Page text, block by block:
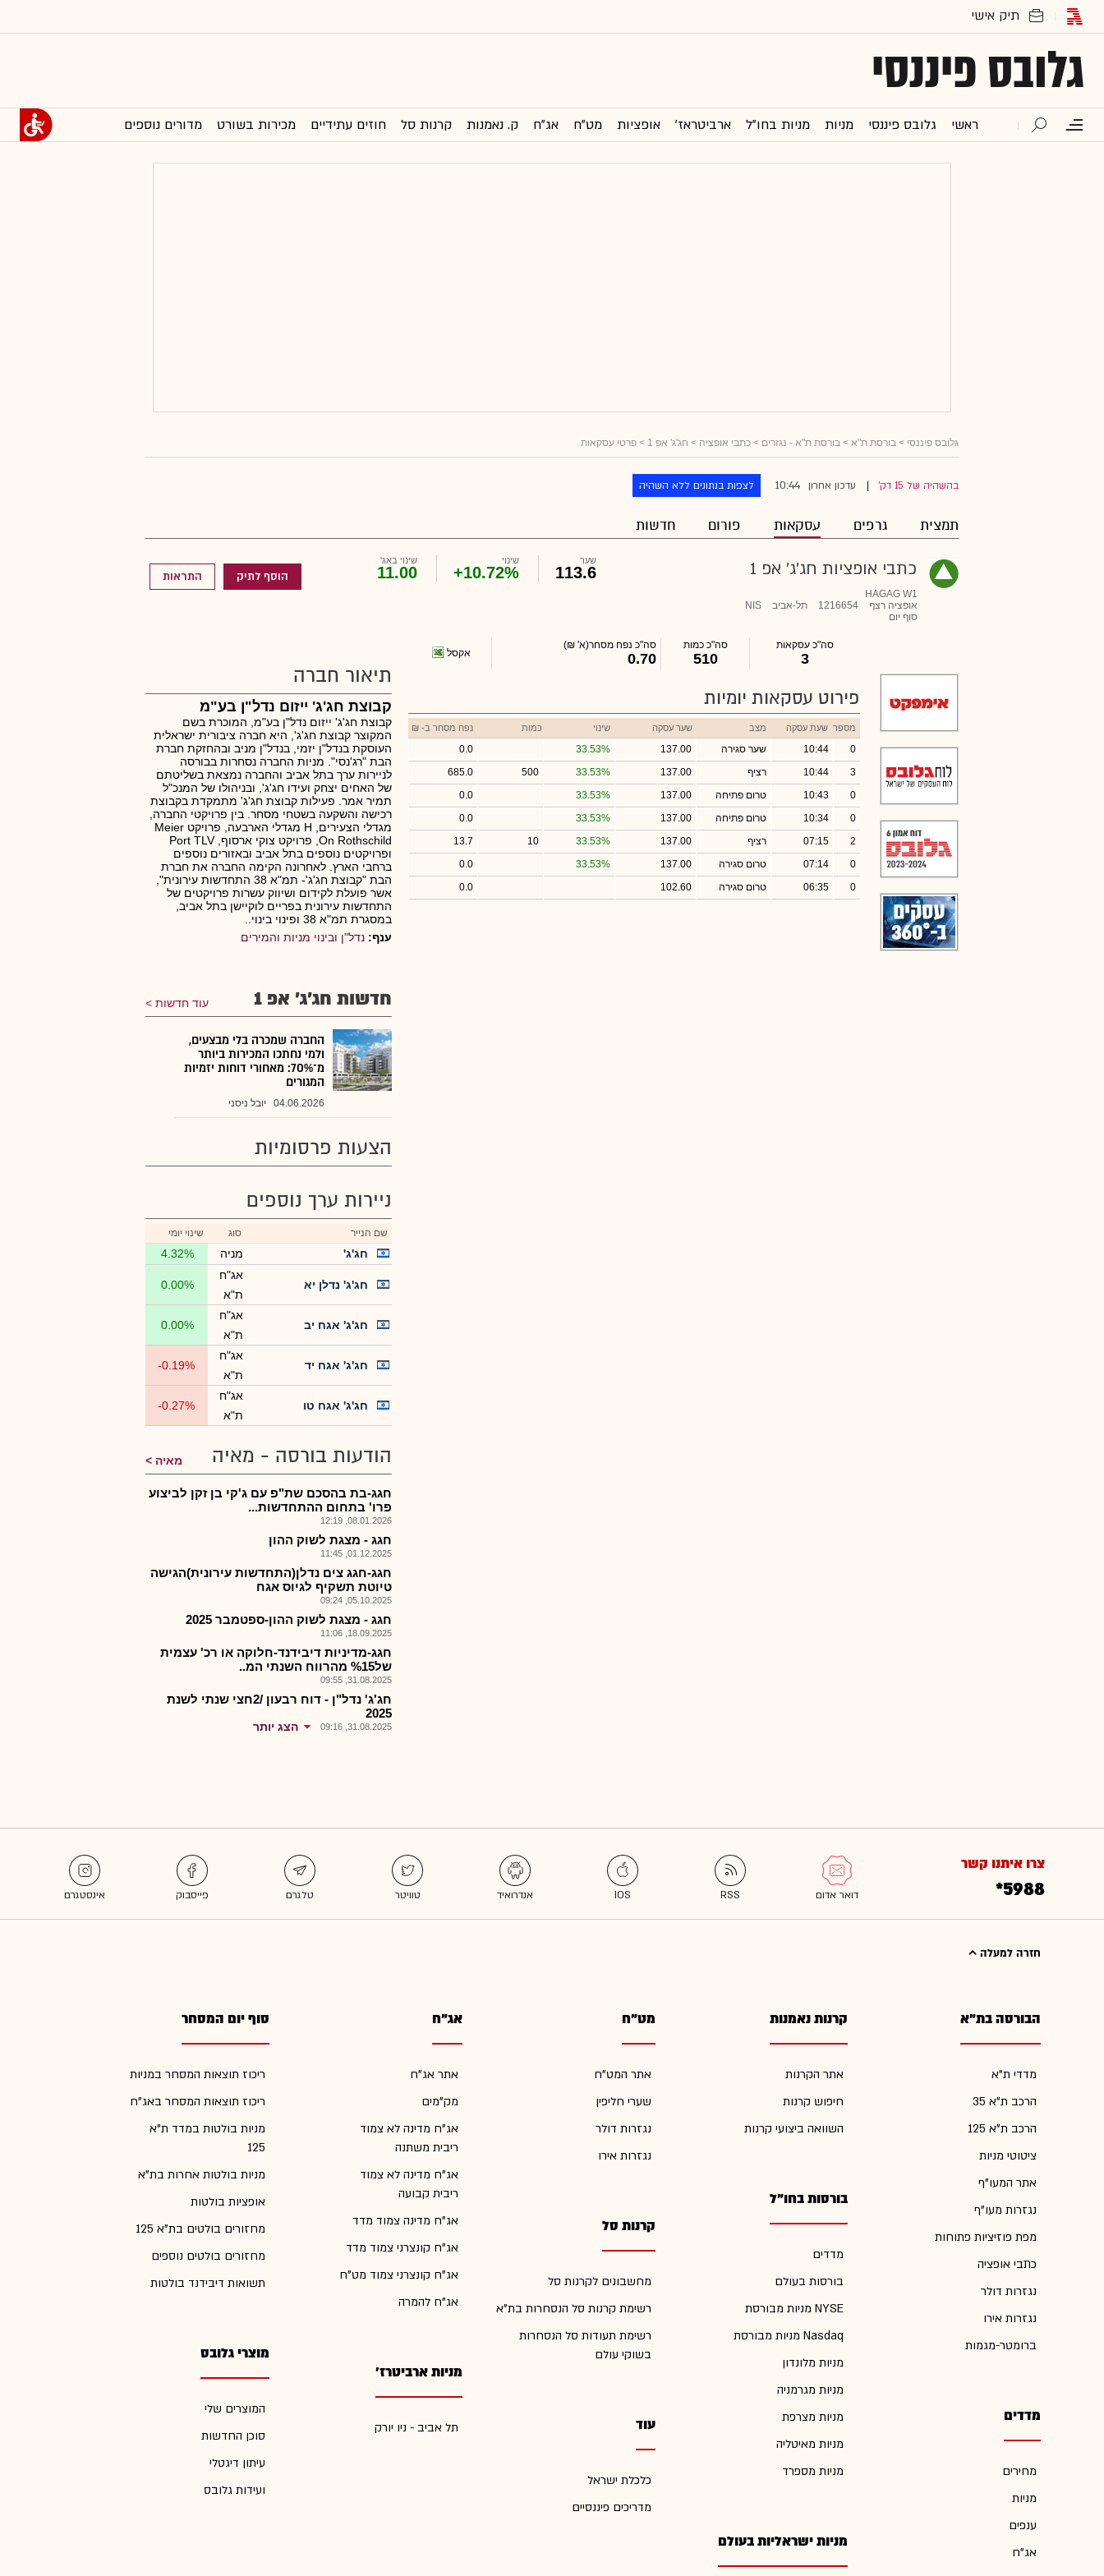
גלובס פיננסי
ראשי גלובס פיננסי מניות מניות בחו"ל ארביטראז' אופציות מט"ח אג"ח ק. נאמנות קרנות סל חוזים עתידיים מכירות בשורט מדורים נוספים
גלובס פיננסי > בורסת ת"א > בורסת ת"א - נגזרים > כתבי אופציה > חג'ג' אפ 1 > פרטי עסקאות
בהשהיה של 15 דק' עדכון אחרון 10:44 לצפות בנתונים ללא השהיה
תמצית גרפים עסקאות פורום חדשות
כתבי אופציות חג'ג' אפ 1
HAGAG W1
אופציה רצף
1216654 תל-אביב
NIS
סוף יום
שער
113.6
שינוי
+10.72%
שינוי באג'
11.00 הוסף לתיק התראות
סה"כ עסקאות
3
סה"כ כמות
510
סה"כ נפח מסחר(א' ₪)
0.70 אקסל
פירוט עסקאות יומיות
מספר שעת עסקה מצב שער עסקה שינוי כמות נפח מסחר ב- ₪
0
10:44 שער סגירה 137.00
33.53%
0.0
3
10:44 רציף 137.00
33.53%
500
685.0
0
10:43 טרום פתיחה 137.00
33.53%
0.0
0
10:34 טרום פתיחה 137.00
33.53%
0.0
2
07:15 רציף 137.00
33.53%
10
13.7
0
07:14 טרום סגירה 137.00
33.53%
0.0
0
06:35 טרום סגירה 102.60
0.0
תיאור חברה
קבוצת חג'ג' ייזום נדל"ן בע"מ
קבוצת חג'ג' ייזום נדל"ן בע"מ, המוכרת בשם
המקוצר קבוצת חג'ג', היא חברה ציבורית ישראלית
העוסקת בנדל"ן יזמי, בנדל"ן מניב ובהחזקת חברת
הבת "רג'נסי". מניות החברה נסחרות בבורסה
לניירות ערך בתל אביב והחברה נמצאת בשליטתם
של האחים יצחק ועידו חג'ג', ובניהולו של המנכ"ל
תמיר אמר. פעילות קבוצת חג'ג' מתמקדת בקבוצת
רכישה והשקעה בשטחי מסחר. בין פרויקטי החברה,
מגדלי הצעירים, H מגדלי הארבעה, פרויקט Meier
On Rothschild, פרויקט צוקי ארסוף, Port TLV
ופרויקטים נוספים בתל אביב ובאזורים נוספים
ברחבי הארץ. לאחרונה הקימה החברה את חברת
הבת "קבוצת חג'ג'- תמ"א 38 התחדשות עירונית",
אשר פועלת לקידום ושיווק עשרות פרויקטים של
התחדשות עירונית בפריים לוקיישן בתל אביב,
במסגרת תמ"א 38 ופינוי בינוי..
ענף: נדל"ן ובינוי מניות והמירים
חדשות חג'ג' אפ 1 עוד חדשות
החברה שמכרה בלי מבצעים,
ולמי נחתכו המכירות ביותר
מ־70%: מאחורי דוחות יזמיות
המגורים
04.06.2026 יובל ניסני
הצעות פרסומיות
ניירות ערך נוספים
שם הנייר סוג שינוי יומי
חג'ג' מניה 4.32%
חג'ג' נדלן יא
אג"ח
ת"א
0.00%
חג'ג' אגח יב
אג"ח
ת"א
0.00%
חג'ג' אגח יד
אג"ח
ת"א
-0.19%
חג'ג' אגח טו
אג"ח
ת"א
-0.27%
הודעות בורסה - מאיה מאיה
חגג-בת בהסכם שת"פ עם ג'קי בן זקן לביצוע
פרו' בתחום ההתחדשות...
08.01.2026, 12:19
חגג - מצגת לשוק ההון
01.12.2025, 11:45
חגג-חגג צים נדלן(התחדשות עירונית)הגישה
טיוטת תשקיף לגיוס אגח
05.10.2025, 09:24
חגג - מצגת לשוק ההון-ספטמבר 2025
18.09.2025, 11:06
חגג-מדיניות דיבידנד-חלוקה או רכ' עצמית
של%15 מהרווח השנתי המ..
31.08.2025, 09:55
חג'ג' נדל"ן - דוח רבעון /2חצי שנתי לשנת
2025
31.08.2025, 09:16 הצג יותר
צרו איתנו קשר
*5988
חזרה למעלה
הבורסה בת"א
מדדי ת"א
הרכב ת"א 35
הרכב ת"א 125
ציטוטי מניות
אתר המעו"ף
נגזרות מעו"ף
מפת פוזיציות פתוחות
כתבי אופציה
נגזרות דולר
נגזרות אירו
ברומטר-מגמות
מדדים
מחירים
מניות
ענפים
אג"ח
קרנות נאמנות
אתר הקרנות
חיפוש קרנות
השוואה ביצועי קרנות
בורסות בחו"ל
מדדים
בורסות בעולם
מניות מבורסת NYSE
מניות מבורסת Nasdaq
מניות מלונדון
מניות מגרמניה
מניות מצרפת
מניות מאיטליה
מניות מספרד
מניות ישראליות בעולם
מט"ח
אתר המט"ח
שערי חליפין
נגזרות דולר
נגזרות אירו
קרנות סל
מחשבונים לקרנות סל
רשימת קרנות סל הנסחרות בת"א
רשימת תעודות סל הנסחרות
בשוקי עולם
עוד
כלכלת ישראל
מדריכים פיננסיים
אג"ח
אתר אג"ח
מק"מים
אג"ח מדינה לא צמוד
ריבית משתנה
אג"ח מדינה לא צמוד
ריבית קבועה
אג"ח מדינה צמוד מדד
אג"ח קונצרני צמוד מדד
אג"ח קונצרני צמוד מט"ח
אג"ח להמרה
מניות ארביטרז'
תל אביב - ניו יורק
סוף יום המסחר
ריכוז תוצאות המסחר במניות
ריכוז תוצאות המסחר באג"ח
מניות בולטות במדד ת"א
125
מניות בולטות אחרות בת"א
אופציות בולטות
מחזורים בולטים בת"א 125
מחזורים בולטים נוספים
תשואות דיבידנד בולטות
מוצרי גלובס
המוצרים שלי
סוכן החדשות
עיתון דיגטלי
ועידות גלובס